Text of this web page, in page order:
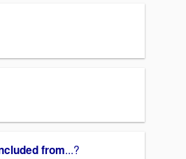
from...?